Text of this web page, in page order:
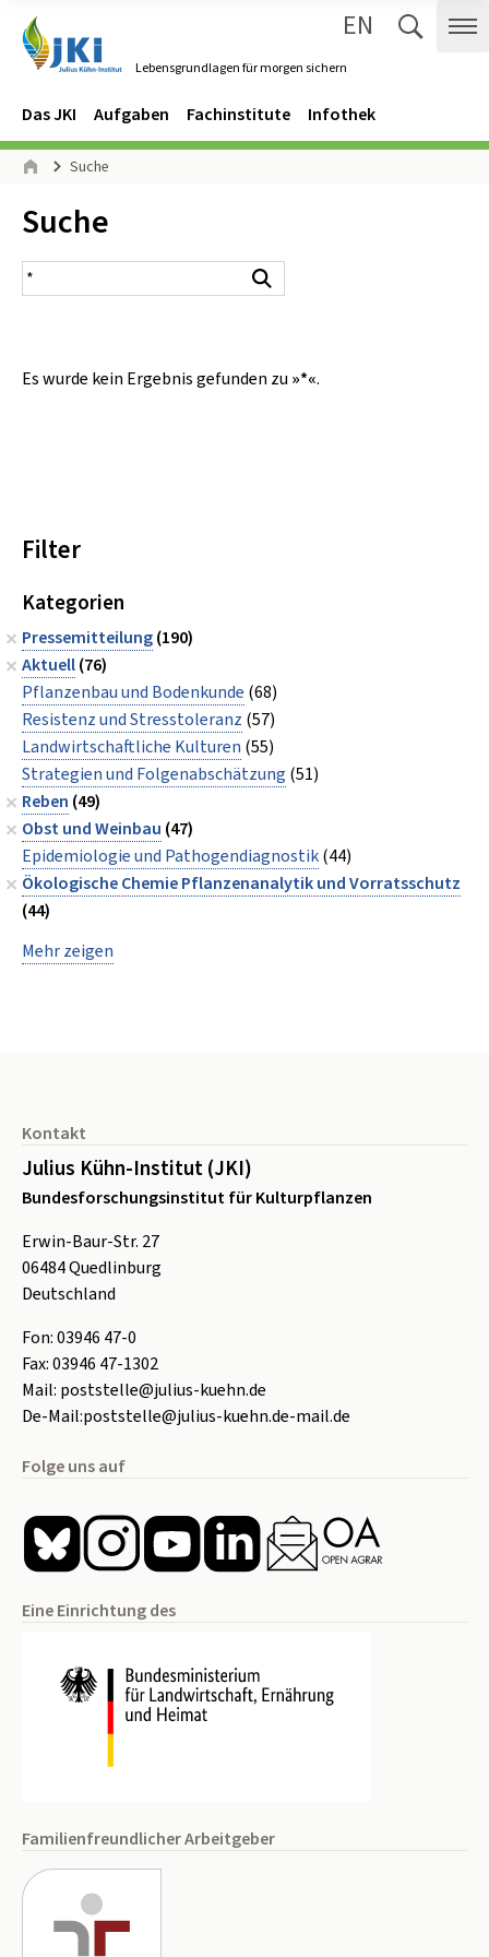
Lebensgrundlagen für morgen sichern
EN
Navigation
Hauptmenü
Das JKI Aufgaben Fachinstitute Infothek
Seitenpfad
Suche
Inhalt:
Suche
Suchergebnis
Es wurde kein Ergebnis gefunden zu »*«.
Filter
Kategorien
Pressemitteilung(190)
Aktuell(76)
Pflanzenbau und Bodenkunde (68)
Resistenz und Stresstoleranz (57)
Landwirtschaftliche Kulturen (55)
Strategien und Folgenabschätzung (51)
Reben (49)
Obst und Weinbau (47)
Epidemiologie und Pathogendiagnostik(44)
Ökologische Chemie Pflanzenanalytik und Vorratsschutz
(44)
Mehr zeigen
Kontakt
Julius Kühn-Institut (JKI)
Bundesforschungsinstitut für Kulturpflanzen
Erwin-Baur-Str. 27
06484Quedlinburg
Deutschland
Fon:03946 47-0
Fax:03946 47-1302
Mail: poststelle@julius-kuehn.de
De-Mail:poststelle@julius-kuehn.de-mail.de
Folge uns auf
Eine Einrichtung des
Familienfreundlicher Arbeitgeber